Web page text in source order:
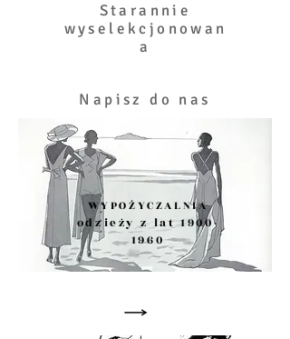
Starannie
wyselekcjonowan
a
Napisz do nas
WYPOŻYCZALNIA
odzieży z lat1900-
1960